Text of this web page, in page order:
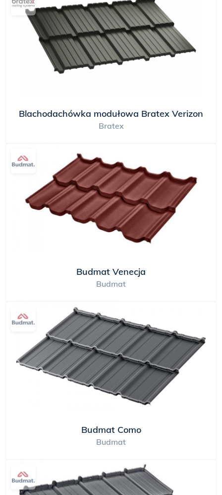
Blachodachówka modułowa Bratex Verizon
Bratex
Budmat Venecja
Budmat
Budmat Como
Budmat